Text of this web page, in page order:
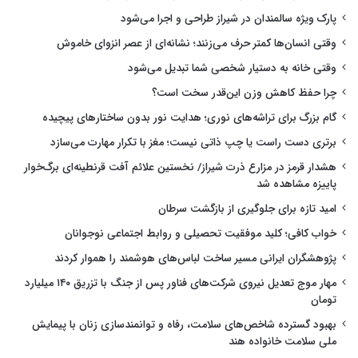
پارک ویژه سالمندان در شیراز طراحی و اجرا می‌شود
وقتی انسان‌ها کمتر حرف می‌زنند؛ نشانه‌ای از عصر انزوای خاموش
وقتی خانه به دستیار شخصی شما تبدیل می‌شود
چرا حفظ کاهش وزن این‌قدر سخت است؟
گام بزرگ برای تراشه‌های نوری؛ هدایت نور بدون ساختارهای پیچیده
برتری دست راست یا چپ ذاتی نیست؛ مغز با تکرار مهارت می‌سازد
هشدار قرمز در مزارع ذرت شیراز/ نخستین علائم آفت قرنطینه‌ای برگ‌خوار
پاییزه مشاهده شد
امید تازه برای جلوگیری از بازگشت سرطان
خواب کافی؛ کلید موفقیت تحصیلی و روابط اجتماعی نوجوانان
پژوهشگران ایرانی مسیر ساخت لباس‌های هوشمند را هموار کردند
مهار موج تعدیل نیروی شرکت‌های فناور پس از جنگ با تزریق ۱۴۰ میلیارد
تومان
بهبود گسترده شاخص‌های سلامت، رفاه و توانمندسازی زنان با پیمایش
ملی سلامت خانواده هند